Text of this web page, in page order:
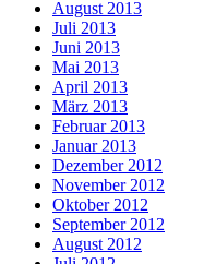
August 2013
Juli 2013
Juni 2013
Mai 2013
April 2013
März 2013
Februar 2013
Januar 2013
Dezember 2012
November 2012
Oktober 2012
September 2012
August 2012